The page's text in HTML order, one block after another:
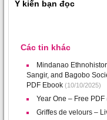
Ý kiến bạn đọc
Các tin khác
Mindanao
Sangir, and Bagobo
PDF Ebook (10/10/2025)
Year One – Free PDF
Griffes de velours –